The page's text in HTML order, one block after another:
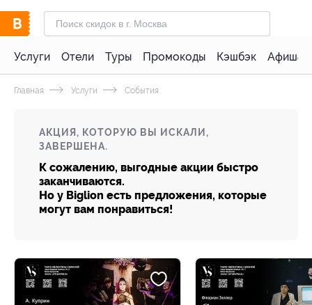
Услуги Отели Туры Промокоды Кэшбэк Афиша
Главная Услуги События
АКЦИЯ, КОТОРУЮ ВЫ ИСКАЛИ,
ЗАВЕРШЕНА.
К сожалению, выгодные акции быстро
заканчиваются.
Но у Biglion есть предложения, которые
могут вам понравиться!